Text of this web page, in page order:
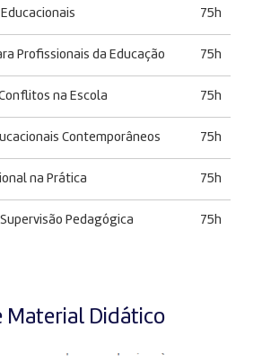
75h
Profissionais da Educação 75h
na Escola 75h
Contemporâneos 75h
na Prática 75h
Pedagógica 75h
Material Didático